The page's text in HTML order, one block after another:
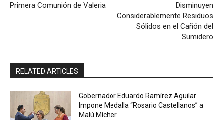
Primera Comunión de Valeria
Disminuyen
Considerablemente Residuos
Sólidos en el Cañón del
Sumidero
RELATED ARTICLES
Gobernador Eduardo Ramírez Aguilar
Impone Medalla “Rosario Castellanos” a
Malú Mícher